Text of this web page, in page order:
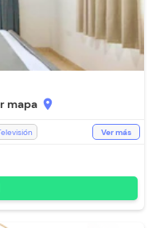
mapa location_on
Ver más